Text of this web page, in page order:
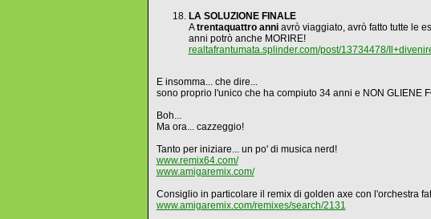
LA SOLUZIONE FINALE
Atrentaquattro anniavrò viaggiato, avrò fatto tutte le
anni potrò anche MORIRE!
realtafrantumata.splinder.com/post/13734478/
E insomma... che dire...
sono proprio l'unico che ha compiuto 34 anni e NON GLIENE
Boh...
Ma ora... cazzeggio!
Tanto per iniziare... un po' di musica nerd!
www.remix64.com/
www.amigaremix.com/
Consiglio in particolare il remix di golden axe con l'orchestra
www.amigaremix.com/remixes/search/2131